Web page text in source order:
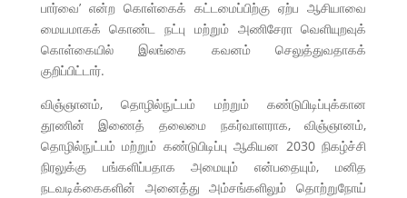
பார்வை’ என்ற கொள்கைக் கட்டமைப்பிற்கு ஏற்ப ஆசியாவை
மையமாகக் கொண்ட நட்பு மற்றும் அணிசேரா வெளியுறவுக்
கொள்கையில் இலங்கை கவனம் செலுத்துவதாகக்
குறிப்பிட்டார்.
விஞ்ஞானம், தொழில்நுட்பம் மற்றும் கண்டுபிடிப்புக்கான
தூணின் இணைத் தலைமை நகர்வாளராக, விஞ்ஞானம்,
தொழில்நுட்பம் மற்றும் கண்டுபிடிப்பு ஆகியன 2030 நிகழ்ச்சி
நிரலுக்கு பங்களிப்பதாக அமையும் என்பதையும், மனித
நடவடிக்கைகளின் அனைத்து அம்சங்களிலும் தொற்றுநோய்